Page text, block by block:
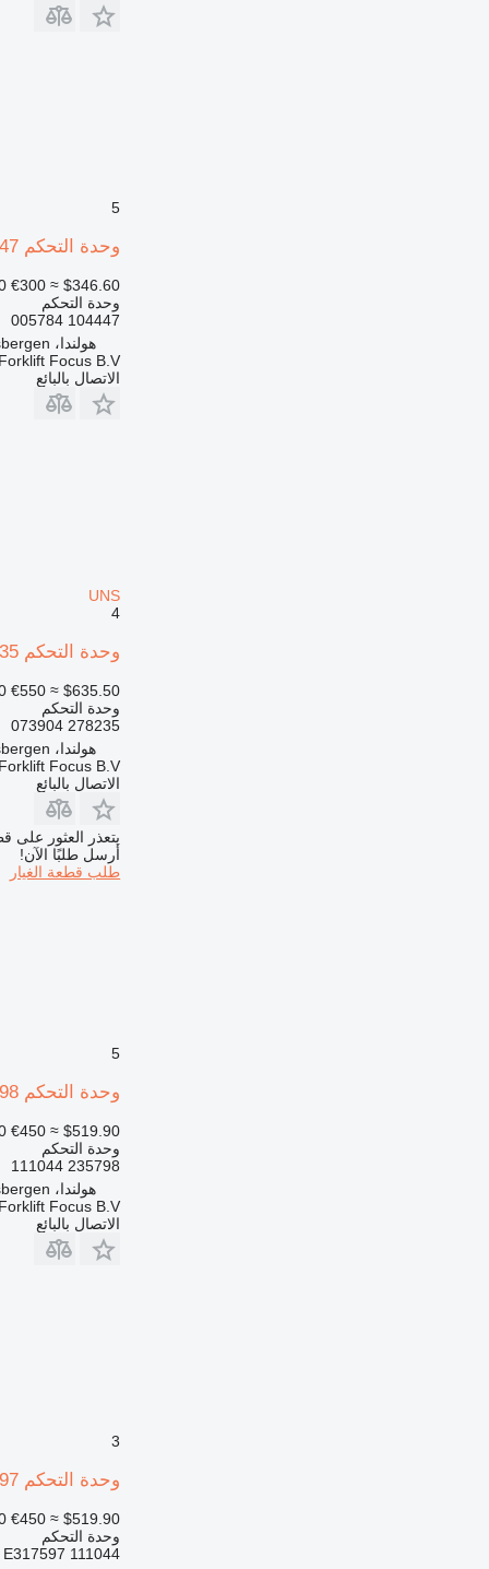
5
وحدة التحكم Atlas Copco 104447 لـ شاحنة الوصول Atlet UNN
€300 ≈ $346.60
وحدة التحكم
104447 005784
هولندا، Haaksbergen
Forklift Focus B.V.
الاتصال بالبائع
UNS
4
وحدة التحكم Atlet 278235 لـ المعدة المستخدمة في المستودع Atlet UNS
€550 ≈ $635.50
وحدة التحكم
278235 073904
هولندا، Haaksbergen
Forklift Focus B.V.
الاتصال بالبائع
يتعذر العثور على
أرسل طلبًا الآن!
طلب قطعة الغيار
5
وحدة التحكم 235798 لـ رافعة شوكية Atlet URF/140 DTFVRE 376
€450 ≈ $519.90
وحدة التحكم
235798 111044
هولندا، Haaksbergen
Forklift Focus B.V.
الاتصال بالبائع
3
وحدة التحكم E317597 لـ مرفاع شوكي Atlet URF
€450 ≈ $519.90
وحدة التحكم
E317597 111044